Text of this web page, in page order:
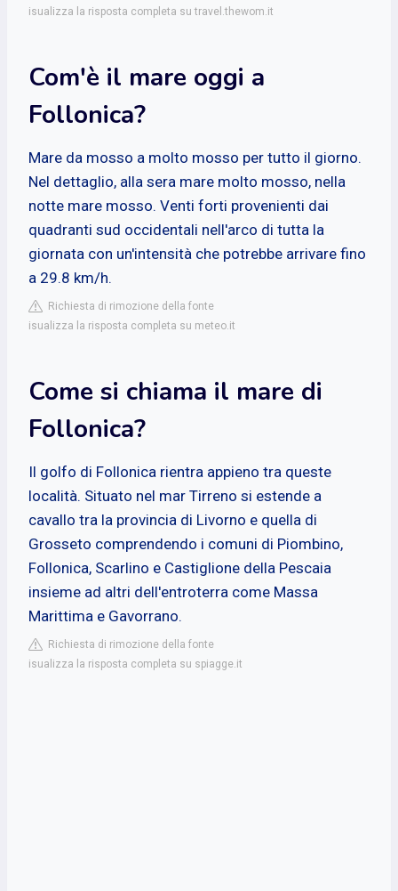
isualizza la risposta completa su travel.thewom.it
Com'è il mare oggi a
Follonica?
Mare da mosso a molto mosso per tutto il giorno.
Nel dettaglio, alla sera mare molto mosso, nella
notte mare mosso. Venti forti provenienti dai
quadranti sud occidentali nell'arco di tutta la
giornata con un'intensità che potrebbe arrivare fino
a 29.8 km/h.
Richiesta di rimozione della fonte
isualizza la risposta completa su meteo.it
Come si chiama il mare di
Follonica?
Il golfo di Follonica rientra appieno tra queste
località. Situato nel mar Tirreno si estende a
cavallo tra la provincia di Livorno e quella di
Grosseto comprendendo i comuni di Piombino,
Follonica, Scarlino e Castiglione della Pescaia
insieme ad altri dell'entroterra come Massa
Marittima e Gavorrano.
Richiesta di rimozione della fonte
isualizza la risposta completa su spiagge.it